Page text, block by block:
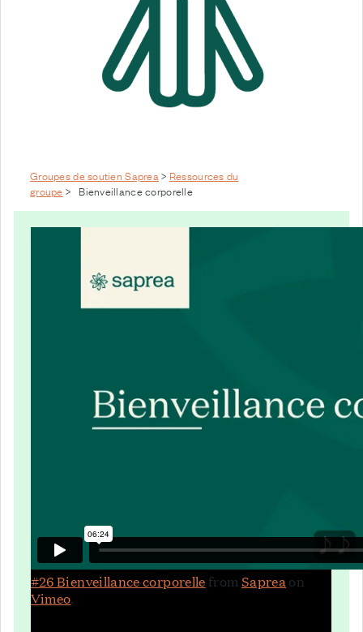
Groupes de soutien Saprea > Ressources du
groupe > Bienveillance corporelle
#26 Bienveillance corporelle from Saprea on
Vimeo.